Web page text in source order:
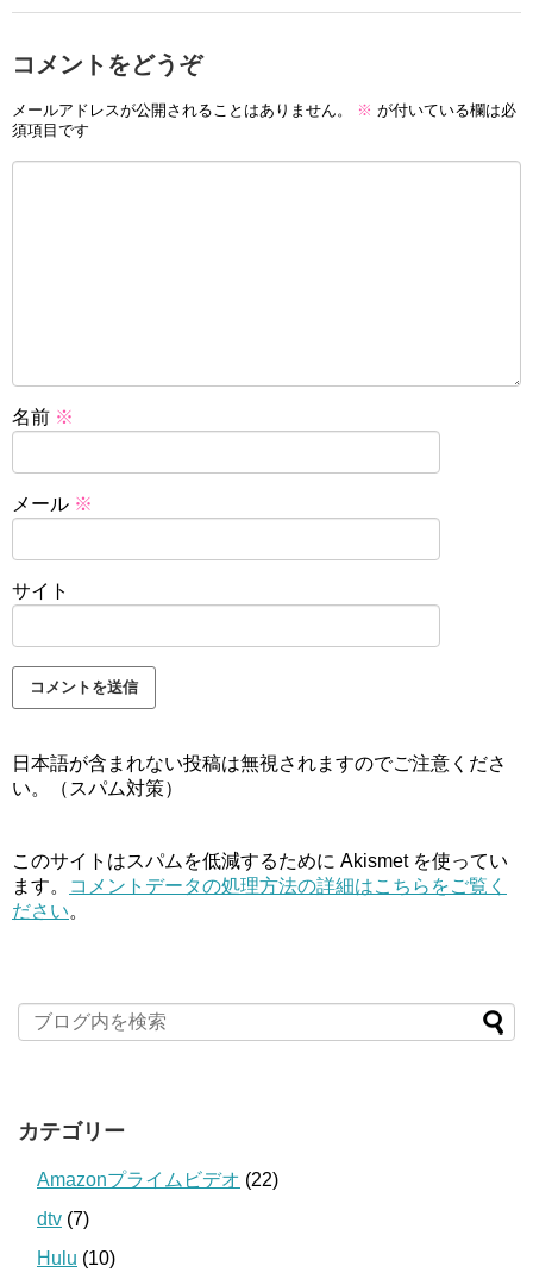
コメントをどうぞ
メールアドレスが公開されることはありません。 ※ が付いている欄は必
須項目です
名前 ※
メール ※
サイト
日本語が含まれない投稿は無視されますのでご注意くださ
い。（スパム対策）
このサイトはスパムを低減するために Akismet を使ってい
ます。
コメントデータの処理方法の詳細はこちらをご覧く
ださい。
カテゴリー
Amazonプライムビデオ (22)
dtv (7)
Hulu (10)